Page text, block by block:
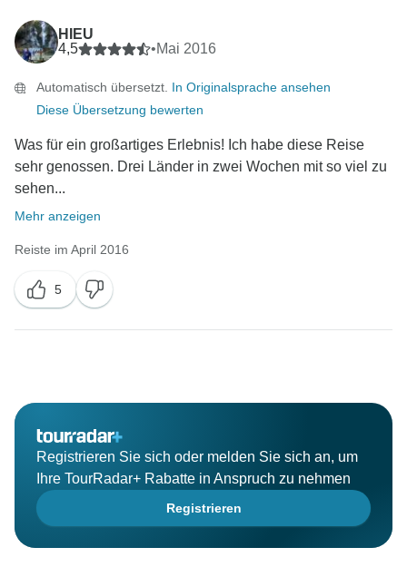
HIEU
4,5
•Mai 2016
Automatisch übersetzt. In Originalsprache ansehen
Diese Übersetzung bewerten
Was für ein großartiges Erlebnis! Ich habe diese Reise
sehr genossen. Drei Länder in zwei Wochen mit so viel zu
sehen...
Mehr anzeigen
Reiste im April 2016
5
Registrieren Sie sich oder melden Sie sich an, um
Ihre TourRadar+ Rabatte in Anspruch zu nehmen
Registrieren